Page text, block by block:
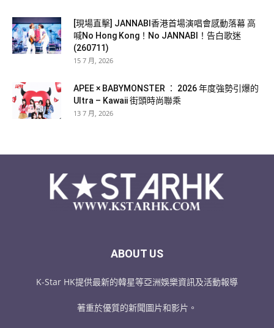
[現場直擊] JANNABI香港首場演唱會感動落幕 高
喊No Hong Kong！No JANNABI！告白歌迷
(260711)
15 7 月, 2026
APEE × BABYMONSTER ： 2026 年度強勢引爆的
Ultra – Kawaii 街頭時尚聯乘
13 7 月, 2026
ABOUT US
K-Star HK提供最新的韓星等亞洲娛樂資訊及活動報導
著重於優質的新聞圖片和影片。